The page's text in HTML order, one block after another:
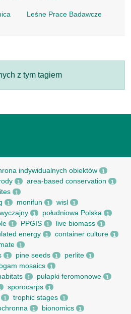
Leśne Prace Badawcze
z tym tagiem
indywidualnych obiektów 1
1 area-based conservation 1
1
1 monifun 1 wisl 1
1 południowa Polska 1
1 PPGIS 1 live biomass 1
energy 1 container culture 1
1
1 pine seeds 1 perlite 1
mosaics 1
1 pułapki feromonowe 1
sporocarps 1
1 trophic stages 1
1 bionomics 1